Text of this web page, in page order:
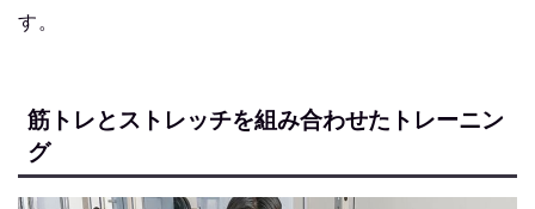
す。
筋トレとストレッチを組み合わせたトレーニン
グ